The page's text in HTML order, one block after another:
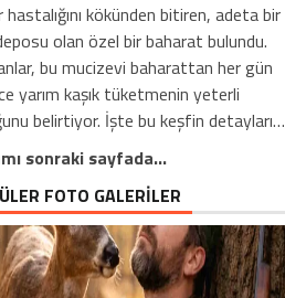
hastalığını kökünden bitiren, adeta bir
olan özel bir baharat bulundu.
bu mucizevi baharattan her gün
yarım kaşık tüketmenin yeterli
belirtiyor. İşte bu keşfin detayları…
sonraki sayfada…
FOTO GALERİLER